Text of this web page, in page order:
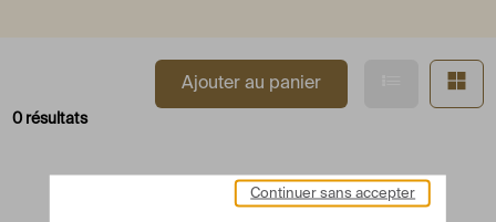
0 résultats
Ajouter au panier Afficher
Continuer sans accepter